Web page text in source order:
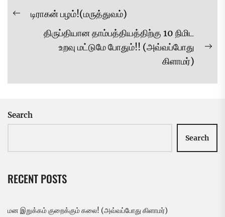
Post
navigation
Previous
டிராகன் பழம்!(மருத்துவம்)
திருப்தியான தாம்பத்தியத்திற்கு 10 நிமிட
உறவு மட்டுமே போதும்!! (அவ்வப்போது
கிளாமர்)
Search
Search
RECENT POSTS
மன இறுக்கம் குறைக்கும் கலை! (அவ்வப்போது கிளாமர்)